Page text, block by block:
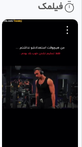
فیلمک